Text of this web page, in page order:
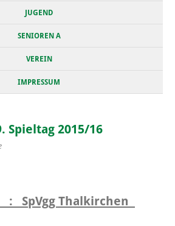
JUGEND
SENIOREN A
VEREIN
IMPRESSUM
Spieltag 2015/16
: SpVgg Thalkirchen